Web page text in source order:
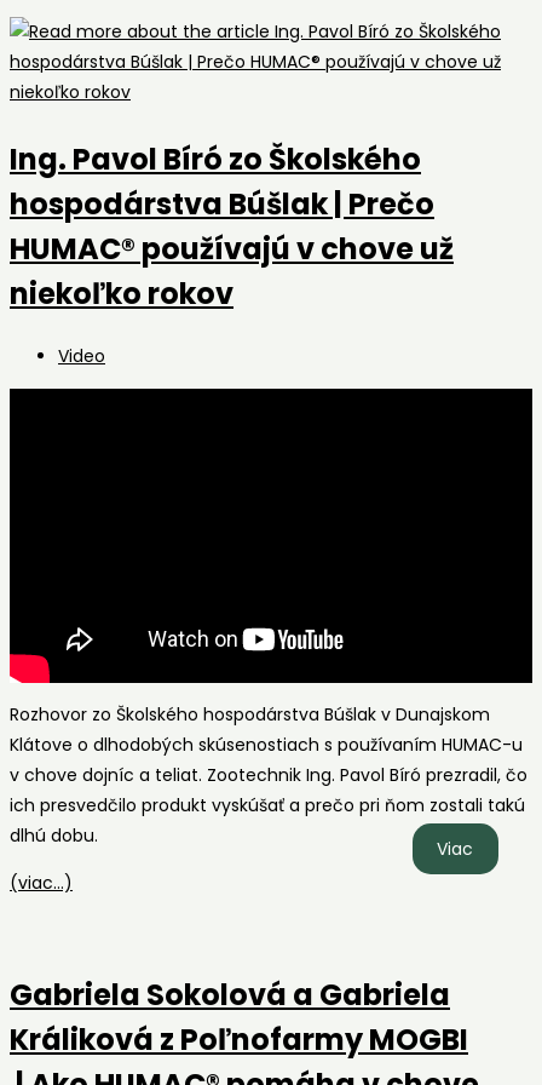
Ing. Pavol Bíró zo Školského
hospodárstva Búšlak | Prečo
HUMAC® používajú v chove už
niekoľko rokov
Post
category:
Video
Rozhovor zo Školského hospodárstva Búšlak v Dunajskom
Klátove o dlhodobých skúsenostiach s používaním HUMAC-u
v chove dojníc a teliat. Zootechnik Ing. Pavol Bíró prezradil, čo
ich presvedčilo produkt vyskúšať a prečo pri ňom zostali takú
dlhú dobu.
(viac…)
Viac Ing.
Pavol
Gabriela Sokolová a Gabriela
Králiková z Poľnofarmy MOGBI